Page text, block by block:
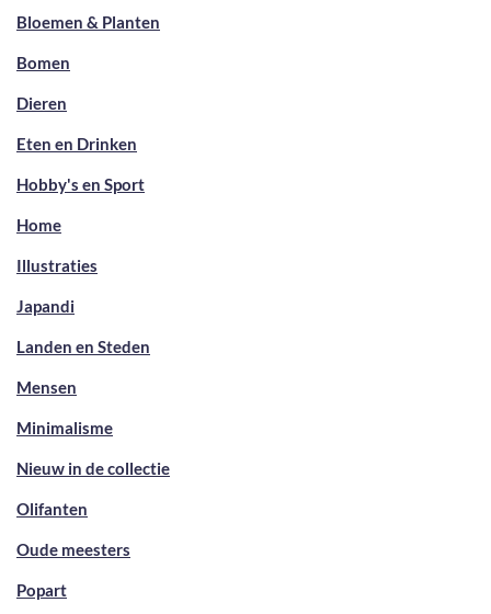
Bloemen & Planten
Bomen
Dieren
Eten en Drinken
Hobby's en Sport
Home
Illustraties
Japandi
Landen en Steden
Mensen
Minimalisme
Nieuw in de collectie
Olifanten
Oude meesters
Popart